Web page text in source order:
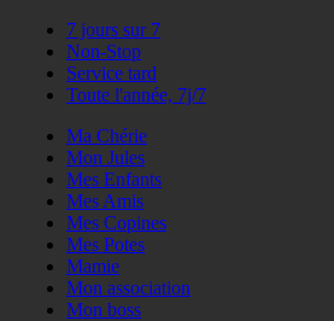
7 jours sur 7
Non-Stop
Service tard
Toute l'année, 7j/7
Ma Chérie
Mon Jules
Mes Enfants
Mes Amis
Mes Copines
Mes Potes
Mamie
Mon association
Mon boss